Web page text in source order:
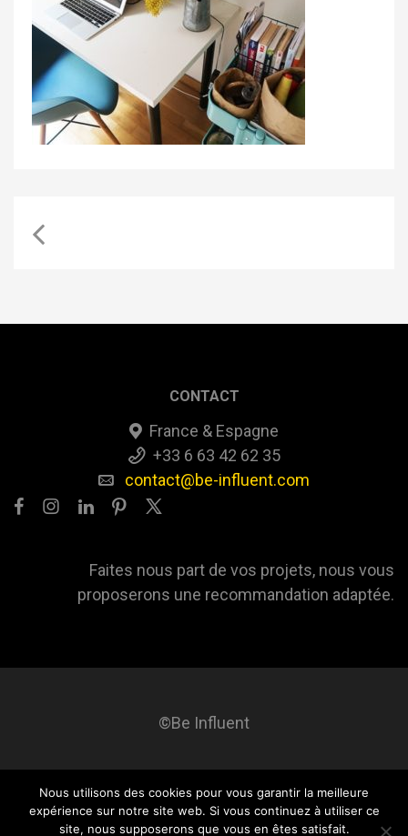
CONTACT
France & Espagne
+33 6 63 42 62 35
contact@be-influent.com
Faites nous part de vos projets, nous vous
proposerons une recommandation adaptée.
©Be Influent
Be influent A propos Blog Contact Mentions légales
Nous utilisons des cookies pour vous garantir la meilleure
expérience sur notre site web. Si vous continuez à utiliser ce
site, nous supposerons que vous en êtes satisfait.